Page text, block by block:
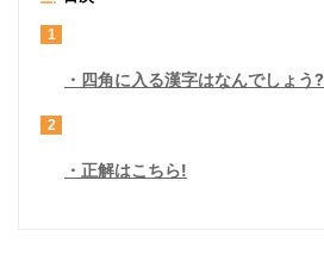
1
四角に入る漢字はなんでしょう?
2
正解はこちら!